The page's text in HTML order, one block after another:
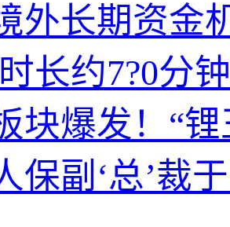
外长期资金
长约7?0分
块爆发！“
保副‘总’裁